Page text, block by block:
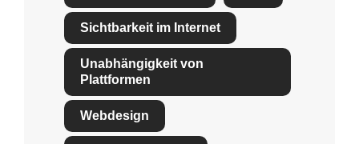
Sichtbarkeit im Internet
Unabhängigkeit von
Plattformen
Webdesign